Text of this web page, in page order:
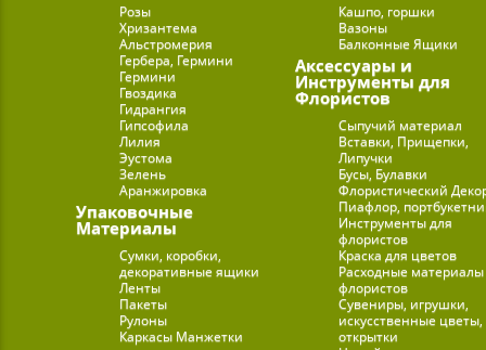
Розы
Хризантема
Альстромерия
Гербера, Гермини
Гермини
Гвоздика
Гидрангия
Гипсофила
Лилия
Эустома
Зелень
Аранжировка
Упаковочные
Материалы
Сумки, коробки,
декоративные ящики
Ленты
Пакеты
Рулоны
Каркасы Манжетки
Кашпо, горшки
Вазоны
Балконные Ящики
Аксессуары и
Инструменты для
Флористов
Сыпучий материал
Вставки, Прищепки,
Липучки
Бусы, Булавки
Флористический
Пиафлор,
Инструменты для
флористов
Краска для цветов
Расходные
флористов
Сувениры, игрушки,
искусственные цветы,
открытки